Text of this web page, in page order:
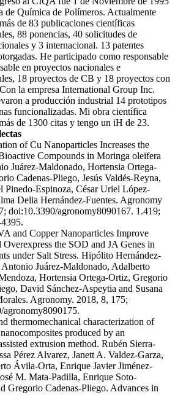
de Química de Polímeros. Actualmente
de 83 publicaciones científicas
88 ponencias, 40 solicitudes de
y 3 internacional. 13 patentes
He participado como responsable
en proyectos nacionales e
18 proyectos de CB y 18 proyectos con
la empresa International Group Inc.
a producción industrial 14 prototipos
funcionalizadas. Mi obra científica
de 1300 citas y tengo un iH de 23.
of Cu Nanoparticles Increases the
Compounds in Moringa oleifera
Juárez-Maldonado, Hortensia Ortega-
Cadenas-Pliego, Jesús Valdés-Reyna,
Pinedo-Espinoza, César Uriel López-
Delia Hernández-Fuentes. Agronomy
doi:10.3390/agronomy8090167. 1.419;
and Copper Nanoparticles Improve
the SOD and JA Genes in
under Salt Stress. Hipólito Hernández-
Juárez-Maldonado, Adalberto
Hortensia Ortega-Ortiz, Gregorio
David Sánchez-Aspeytia and Susana
Agronomy. 2018, 8, 175;
agronomy8090175.
thermomechanical characterization of
produced by an
extrusion method. Rubén Sierra-
Pérez Alvarez, Janett A. Valdez-Garza,
Ávila-Orta, Enrique Javier Jiménez-
M. Mata-Padilla, Enrique Soto-
Gregorio Cadenas-Pliego. Advances in